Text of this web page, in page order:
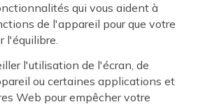
qui vous aident à
de l'appareil pour que votre
l'équilibre.
l'utilisation de l'écran, de
ou certaines applications et
Web pour empêcher votre